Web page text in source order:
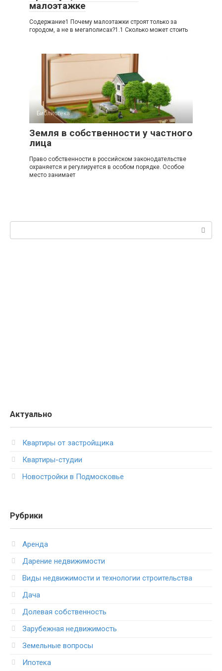
малоэтажке
Содержание1 Почему малоэтажки строят только за
городом, а не в мегаполисах?1.1 Сколько может стоить
Библиотека
Земля в собственности у частного
лица
Право собственности в российском законодательстве
охраняется и регулируется в особом порядке. Особое
место занимает
Актуально
Квартиры от застройщика
Квартиры-студии
Новостройки в Подмосковье
Рубрики
Аренда
Дарение недвижимости
Виды недвижимости и технологии строительства
Дача
Долевая собственность
Зарубежная недвижимость
Земельные вопросы
Ипотека